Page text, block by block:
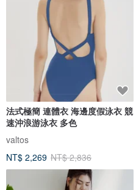
法式極簡 連體衣 海邊度假泳衣 競
速沖浪游泳衣 多色
valtos
NT$ 2,269 NT$ 2,836